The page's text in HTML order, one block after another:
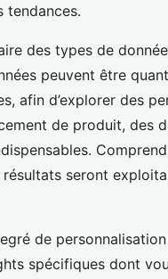
tendances.
des types de
peuvent être
afin d’explorer des
de produit, des
seront
de
spécifiques dont